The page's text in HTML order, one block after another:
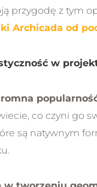
przygodę z tym
Archicada od
w
co czyni go
są natywnym